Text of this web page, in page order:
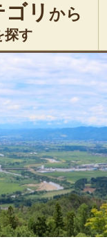
ゴリ から
探す